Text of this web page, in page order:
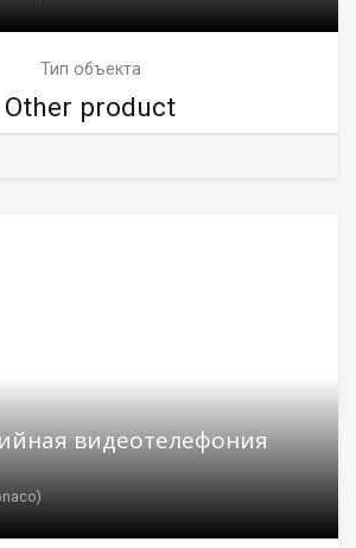
Тип объекта
Other product
видеотелефония